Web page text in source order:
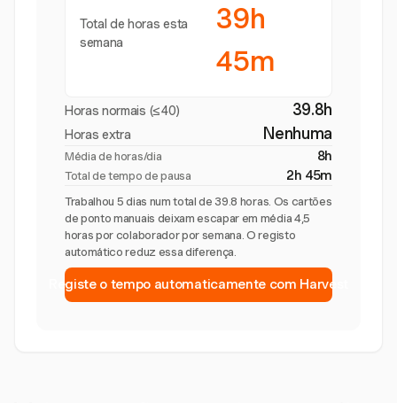
Total de horas esta
semana
39h
45m
Horas normais (≤40) 39.8h
Horas extra Nenhuma
Média de horas/dia 8h
Total de tempo de pausa 2h 45m
Trabalhou 5 dias num total de 39.8 horas. Os cartões
de ponto manuais deixam escapar em média 4,5
horas por colaborador por semana. O registo
automático reduz essa diferença.
Registe o tempo automaticamente com Harvest